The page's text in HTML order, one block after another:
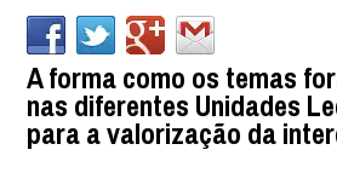
A forma como os temas
nas diferentes Unidades
para a valorização da